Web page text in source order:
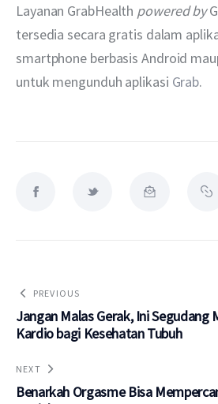
Layanan GrabHealth powered by
tersedia secara gratis dalam
smartphone berbasis Android
untuk mengunduh aplikasi Grab.
PREVIOUS
Jangan Malas Gerak, Ini Segudang
Kardio bagi Kesehatan Tubuh
NEXT
Benarkah Orgasme Bisa